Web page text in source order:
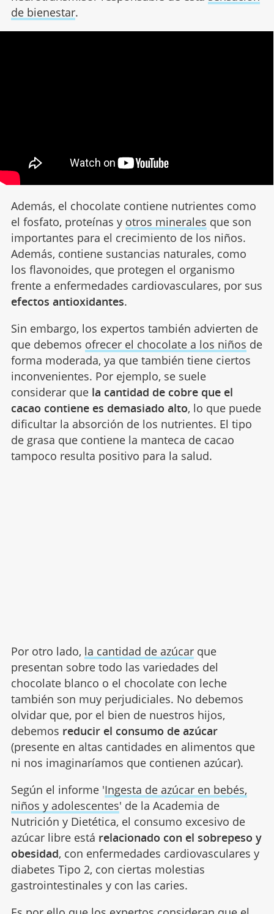
de bienestar.
Además, el chocolate contiene nutrientes como
el fosfato, proteínas y otros minerales que son
importantes para el crecimiento de los niños.
Además, contiene sustancias naturales, como
los flavonoides, que protegen el organismo
frente a enfermedades cardiovasculares, por sus
efectos antioxidantes.
Sin embargo, los expertos también advierten de
que debemos ofrecer el chocolate a los niños de
forma moderada, ya que también tiene ciertos
inconvenientes. Por ejemplo, se suele
considerar que la cantidad de cobre que el
cacao contiene es demasiado alto, lo que puede
dificultar la absorción de los nutrientes. El tipo
de grasa que contiene la manteca de cacao
tampoco resulta positivo para la salud.
Por otro lado, la cantidad de azúcarque
presentan sobre todo las variedades del
chocolate blanco o el chocolate con leche
también son muy perjudiciales. No debemos
olvidar que, por el bien de nuestros hijos,
debemos reducir el consumo de azúcar
(presente en altas cantidades en alimentos que
ni nos imaginaríamos que contienen azúcar).
Según el informe 'Ingesta de azúcar en bebés,
niños y adolescentes' de la Academia de
Nutrición y Dietética, el consumo excesivo de
azúcar libre está relacionado con el sobrepeso y
obesidad, con enfermedades cardiovasculares y
diabetes Tipo 2, con ciertas molestias
gastrointestinales y con las caries.